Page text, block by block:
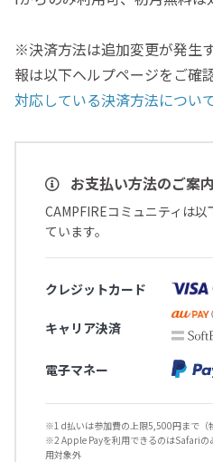
※決済方法は追加変更が発生
報は以下ヘルプページをご確
対応している決済方法につい
お支払い方法のご案内
CAMPFIREコミュニティは
ています。
クレジットカード
キャリア決済
電子マネー
※1 d払いは参加費の上限5,500円まで（
※2 Apple Payを利用できるのはSafariの
用対象外